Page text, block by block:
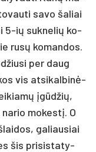
sa­vo ša­liai
5-ių su­kne­lių ko­
rusų ko­man­dos.
per daug
vis at­si­kal­binė­
įgūdžių,
mo­kestį. O
ga­liau­siai
šis pri­si­sta­ty­